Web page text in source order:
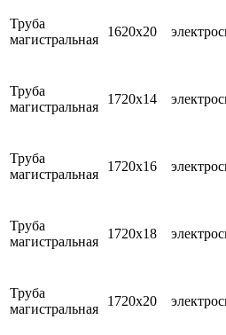
Труба
магистральная
1620х20
Труба
магистральная
1720х14
Труба
магистральная
1720х16
Труба
магистральная
1720х18
Труба
магистральная
1720х20